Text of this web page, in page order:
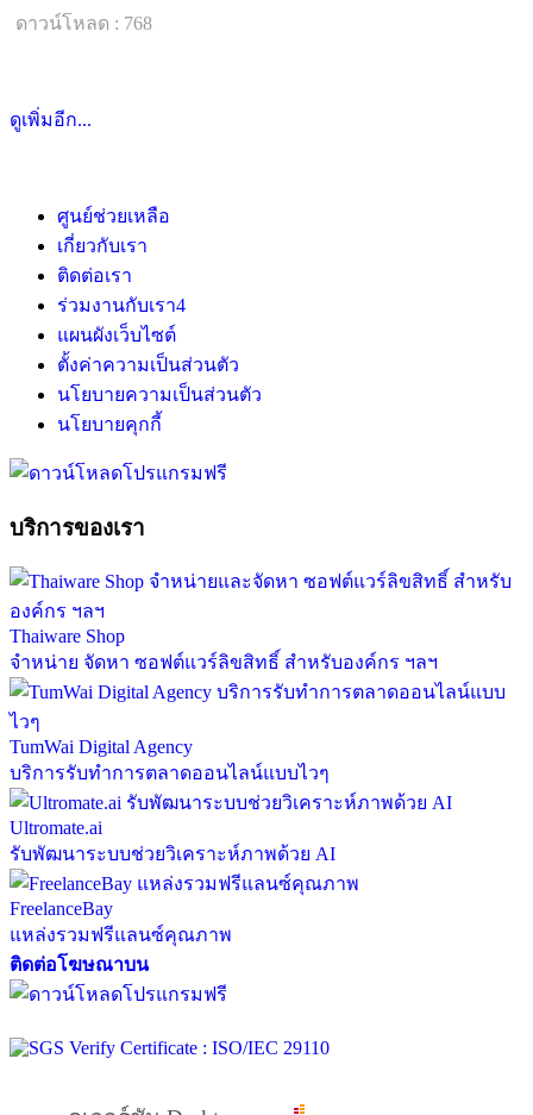
ดาวน์โหลด : 768
ดูเพิ่มอีก...
ศูนย์ช่วยเหลือ
เกี่ยวกับเรา
ติดต่อเรา
ร่วมงานกับเรา4
แผนผังเว็บไซต์
ตั้งค่าความเป็นส่วนตัว
นโยบายความเป็นส่วนตัว
นโยบายคุกกี้
บริการของเรา
Thaiware Shop
จำหน่าย จัดหา ซอฟต์แวร์ลิขสิทธิ์ สำหรับองค์กร ฯลฯ
TumWai Digital Agency
บริการรับทำการตลาดออนไลน์แบบไวๆ
Ultromate.ai
รับพัฒนาระบบช่วยวิเคราะห์ภาพด้วย AI
FreelanceBay
แหล่งรวมฟรีแลนซ์คุณภาพ
ติดต่อโฆษณาบน